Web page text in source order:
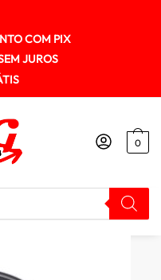
COM PIX
JUROS
0